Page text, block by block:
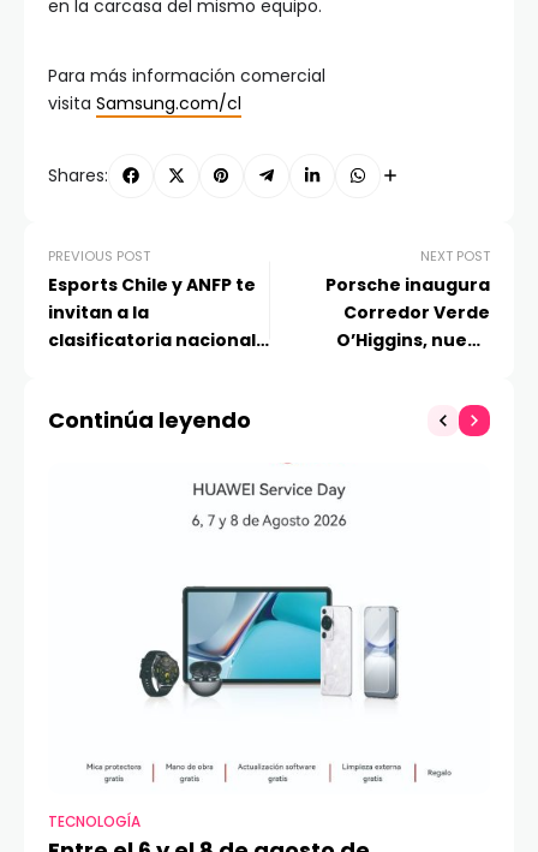
en la carcasa del mismo equipo.
Para más información comercial
visita Samsung.com/cl
Shares:
PREVIOUS POST
Esports Chile y ANFP te
invitan a la
clasificatoria nacional
NEXT POST
Porsche inaugura
Corredor Verde
O’Higgins, nueva
Chile
Continúa leyendo
TECNOLOGÍA